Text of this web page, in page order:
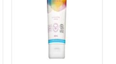
LES SECRETS
DE LOLY
Crème Sans
Rinçage - Kurl
Potion